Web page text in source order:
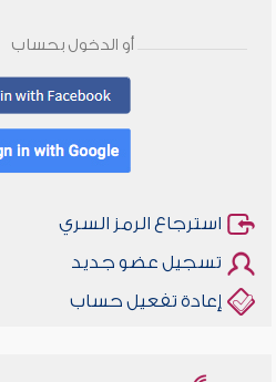
أو الدخول بحساب
استرجاع الرمز السري
تسجيل عضو جديد
إعادة تفعيل حساب